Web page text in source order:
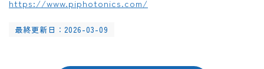
https://www.piphotonics.com/
最終更新日：2026-03-09